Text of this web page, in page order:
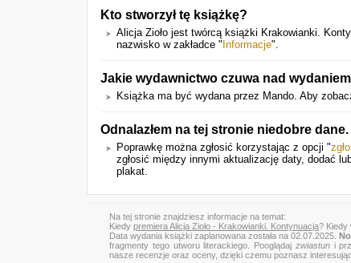
Kto stworzył tę książkę?
Alicja Zioło jest twórcą książki Krakowianki.
nazwisko w zakładce " Informacje".
Jakie wydawnictwo czuwa nad
Książka ma być wydana przez Mando. Aby
Odnalazłem na tej stronie niedobre
Poprawkę można zgłosić korzystając z opcji "
zgłosić między innymi aktualizację daty, dodać
plakat.
Na tej stronie znajdziesz informacje na temat:
Kiedy premiera Alicja Zioło - Krakowianki. Kontynuacja? Kiedy
Data wydania książki zaplanowana została na 02.07.2025.
fragmenty tego utworu literackiego. Pooglądaj zwiastuni
nasze recenzje oraz oceny, dzięki czemu poznasz